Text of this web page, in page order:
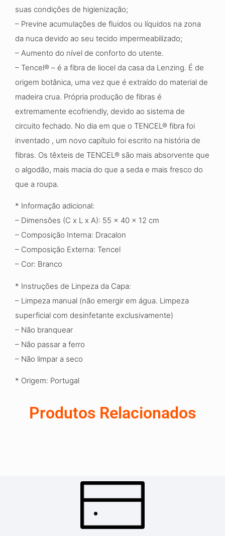
suas condições de higienização;
– Previne acumulações de fluidos ou líquidos na zona
da nuca devido ao seu tecido impermeabilizado;
– Aumento do nível de conforto do utente.
– Tencel® – é a fibra de liocel da casa da Lenzing. É de
origem botânica, uma vez que é extraído do material de
madeira crua. Própria produção de fibras é
extremamente ecofriendly, devido ao sistema de
circuito fechado. No dia em que o TENCEL® fibra foi
inventado , um novo capítulo foi escrito na história de
fibras. Os têxteis de TENCEL® são mais absorvente que
o algodão, mais macia do que a seda e mais fresco do
que a roupa.
* Informação adicional:
– Dimensões (C x L x A): 55 x 40 x 12 cm
– Composição Interna: Dracalon
– Composição Externa: Tencel
– Cor: Branco
* Instruções de Linpeza da Capa:
– Limpeza manual (não emergir em água. Limpeza
superficial com desinfetante exclusivamente)
– Não branquear
– Não passar a ferro
– Não limpar a seco
* Origem: Portugal
Produtos Relacionados